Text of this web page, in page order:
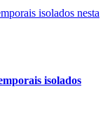
isolados